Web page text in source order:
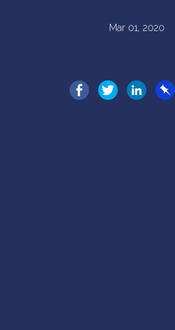
Mar 01, 2020